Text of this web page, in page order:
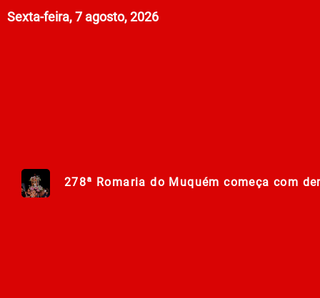
Sexta-feira, 7 agosto, 2026
278ª Romaria do Muquém começa com
Centro Municipal de Apoio aos Romeiros
Polícia Militar de Goiás comemora 168
Campanha Nacional de Multivacinação já